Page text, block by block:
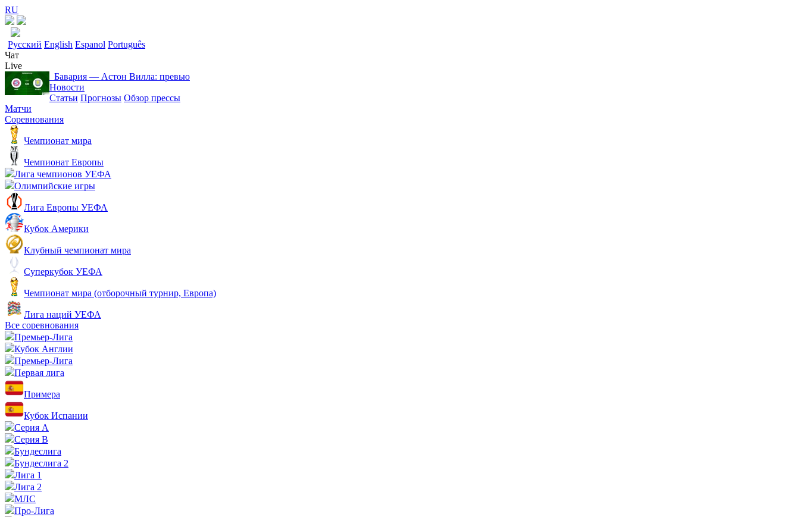
RU
Русский English Espanol Português
Чат
Live
Бавария ― Астон Вилла: превью
Новости
Статьи Прогнозы Обзор прессы
Матчи
Соревнования
Чемпионат мира
Чемпионат Европы
Лига чемпионов УЕФА
Олимпийские игры
Лига Европы УЕФА
Кубок Америки
Клубный чемпионат мира
Суперкубок УЕФА
Чемпионат мира (отборочный турнир, Европа)
Лига наций УЕФА
Все соревнования
Премьер-Лига
Кубок Англии
Премьер-Лига
Первая лига
Примера
Кубок Испании
Серия А
Серия B
Бундеслига
Бундеслига 2
Лига 1
Лига 2
МЛС
Про-Лига